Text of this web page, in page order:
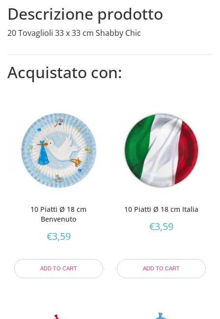
Descrizione prodotto
20 Tovaglioli 33 x 33 cm Shabby Chic
Acquistato con:
10 Piatti Ø 18 cm
Benvenuto
€3,59
ADD TO CART
10 Piatti Ø 18 cm Italia
€3,59
ADD TO CART